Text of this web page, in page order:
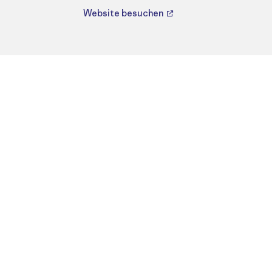
Website besuchen